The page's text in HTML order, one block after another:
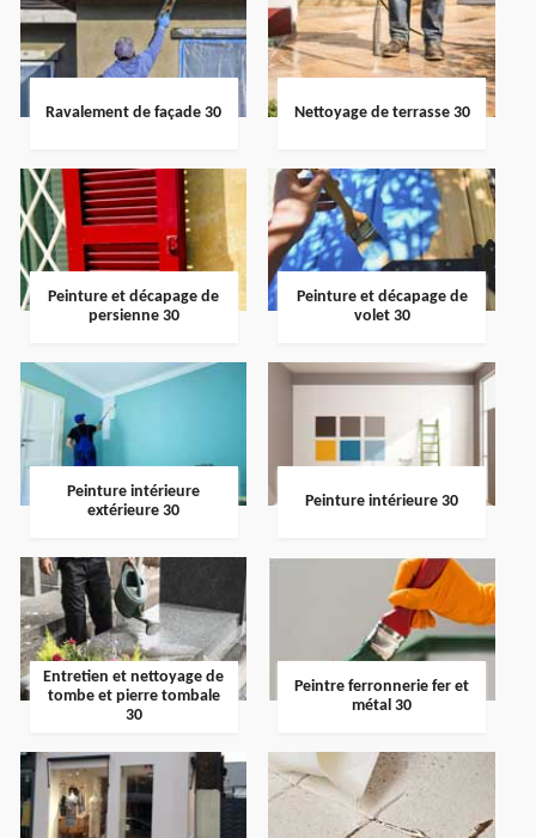
Ravalement de façade 30 Nettoyage de terrasse 30
Peinture et décapage de
persienne 30
Peinture et décapage de
volet 30
Peinture intérieure
extérieure 30
Peinture intérieure 30
Entretien et nettoyage de
tombe et pierre tombale
30
Peintre ferronnerie fer et
métal 30